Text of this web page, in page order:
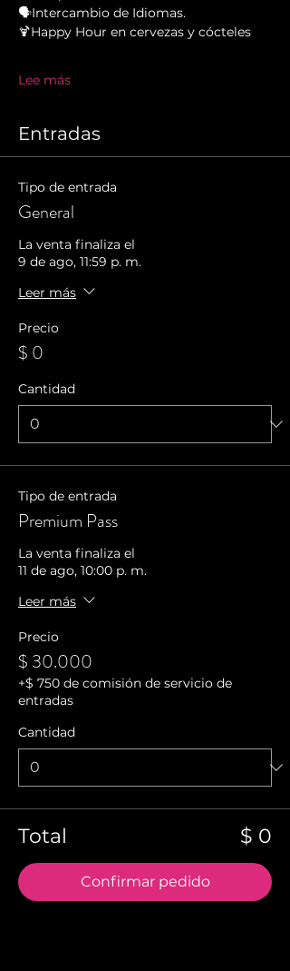
🗣Intercambio de Idiomas.
🍹Happy Hour en cervezas y cócteles
Lee más
Entradas
Tipo de entrada
General
La venta finaliza el
9 de ago, 11:59 p. m.
Leer más
Precio
$ 0
Cantidad
Tipo de entrada
Premium Pass
La venta finaliza el
11 de ago, 10:00 p. m.
Leer más
Precio
$ 30.000
+$ 750 de comisión de servicio de
entradas
Cantidad
Total $ 0
Confirmar pedido